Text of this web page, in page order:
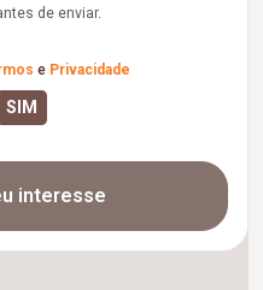
de enviar.
e Privacidade
interesse